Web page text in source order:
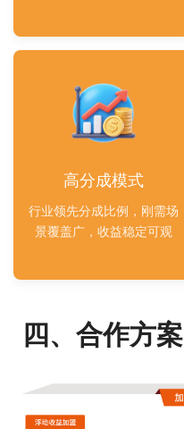
高分成模式
行业领先分成比例，刚需场
景覆盖广，收益稳定可观
四、合作方案